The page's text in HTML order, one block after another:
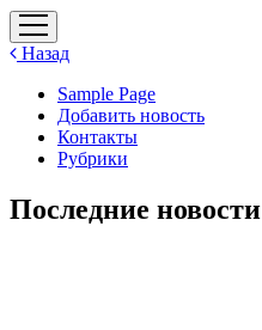
открыть
меню
Назад
Sample Page
Добавить новость
Контакты
Рубрики
Последние новости